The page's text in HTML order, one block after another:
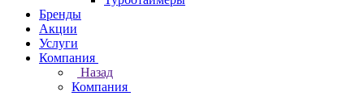
Бренды
Акции
Услуги
Компания
Назад
Компания